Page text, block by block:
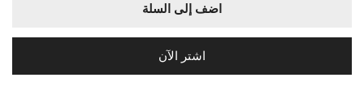
اضف إلى السلة
اشتر الآن